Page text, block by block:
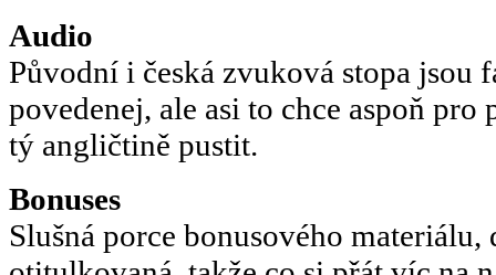
Audio
Původní i česká zvuková stopa jsou
povedenej, ale asi to chce aspoň pro
tý angličtině pustit.
Bonuses
Slušná porce bonusového materiálu,